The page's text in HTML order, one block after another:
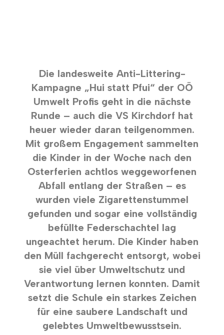
Die landesweite Anti-Littering-
Kampagne „Hui statt Pfui“ der OÖ
Umwelt Profis geht in die nächste
Runde – auch die VS Kirchdorf hat
heuer wieder daran teilgenommen.
Mit großem Engagement sammelten
die Kinder in der Woche nach den
Osterferien achtlos weggeworfenen
Abfall entlang der Straßen – es
wurden viele Zigarettenstummel
gefunden und sogar eine vollständig
befüllte Federschachtel lag
ungeachtet herum. Die Kinder haben
den Müll fachgerecht entsorgt, wobei
sie viel über Umweltschutz und
Verantwortung lernen konnten. Damit
setzt die Schule ein starkes Zeichen
für eine saubere Landschaft und
gelebtes Umweltbewusstsein.